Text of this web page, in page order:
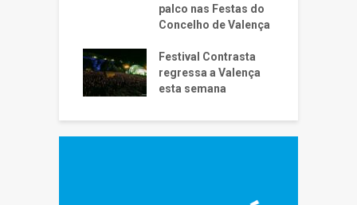
palco nas Festas do
Concelho de Valença
Festival Contrasta
regressa a Valença
esta semana